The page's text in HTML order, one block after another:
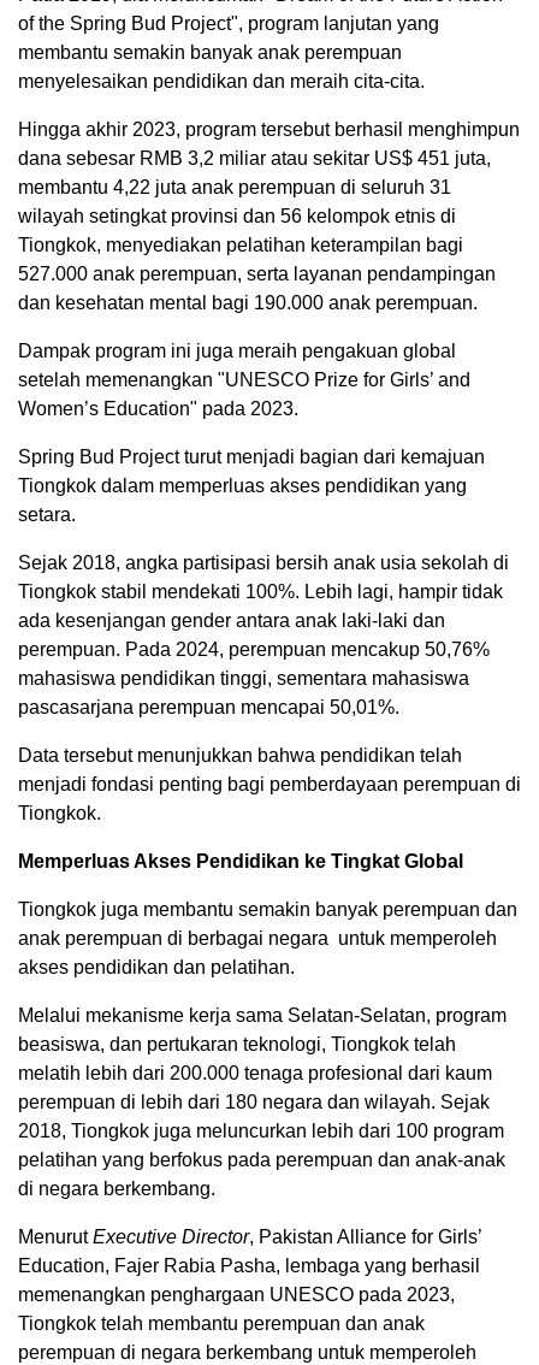
of the Spring Bud Project", program lanjutan yang
membantu semakin banyak anak perempuan
menyelesaikan pendidikan dan meraih cita-cita.
Hingga akhir 2023, program tersebut berhasil menghimpun
dana sebesar RMB 3,2 miliar atau sekitar US$ 451 juta,
membantu 4,22 juta anak perempuan di seluruh 31
wilayah setingkat provinsi dan 56 kelompok etnis di
Tiongkok, menyediakan pelatihan keterampilan bagi
527.000 anak perempuan, serta layanan pendampingan
dan kesehatan mental bagi 190.000 anak perempuan.
Dampak program ini juga meraih pengakuan global
setelah memenangkan "UNESCO Prize for Girls’ and
Women’s Education" pada 2023.
Spring Bud Project turut menjadi bagian dari kemajuan
Tiongkok dalam memperluas akses pendidikan yang
setara.
Sejak 2018, angka partisipasi bersih anak usia sekolah di
Tiongkok stabil mendekati 100%. Lebih lagi, hampir tidak
ada kesenjangan gender antara anak laki-laki dan
perempuan. Pada 2024, perempuan mencakup 50,76%
mahasiswa pendidikan tinggi, sementara mahasiswa
pascasarjana perempuan mencapai 50,01%.
Data tersebut menunjukkan bahwa pendidikan telah
menjadi fondasi penting bagi pemberdayaan perempuan di
Tiongkok.
Memperluas Akses Pendidikan ke Tingkat Global
Tiongkok juga membantu semakin banyak perempuan dan
anak perempuan di berbagai negara untuk memperoleh
akses pendidikan dan pelatihan.
Melalui mekanisme kerja sama Selatan-Selatan, program
beasiswa, dan pertukaran teknologi, Tiongkok telah
melatih lebih dari 200.000 tenaga profesional dari kaum
perempuan di lebih dari 180 negara dan wilayah. Sejak
2018, Tiongkok juga meluncurkan lebih dari 100 program
pelatihan yang berfokus pada perempuan dan anak-anak
di negara berkembang.
MenurutExecutive Director, Pakistan Alliance for Girls’
Education, Fajer Rabia Pasha, lembaga yang berhasil
memenangkan penghargaan UNESCO pada 2023,
Tiongkok telah membantu perempuan dan anak
perempuan di negara berkembang untuk memperoleh